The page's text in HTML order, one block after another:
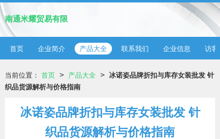
南通米耀贸易有限
首页 企业简介 产品大全 联系我们 企业信息 访客
当前位置： 首页 > 产品大全 >
冰诺姿品牌折扣与库存女装批发 针
织品货源解析与价格指南
冰诺姿品牌折扣与库存女装批发 针
织品货源解析与价格指南